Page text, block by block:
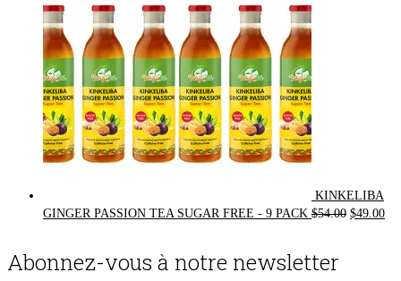
KINKELIBA
GINGER PASSION TEA SUGAR FREE - 9 PACK $54.00 Original
$49.00
Abonnez-vous à notre newsletter